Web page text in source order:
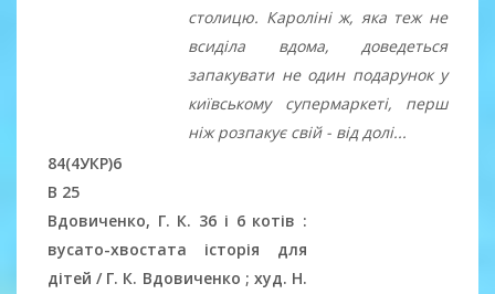
столицю. Кароліні ж, яка теж не
всиділа вдома, доведеться
запакувати не один подарунок у
київському супермаркеті, перш
ніж розпакує свій - від долі...
84(4УКР)6
В 25
Вдовиченко, Г. К. 36 і 6 котів :
вусато-хвостата історія для
дітей / Г. К. Вдовиченко ; худ. Н.